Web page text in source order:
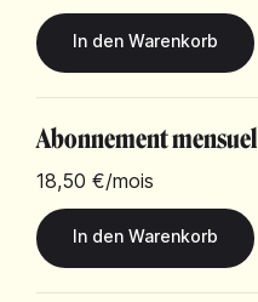
Abonnement mensuel
18,50 €/mois